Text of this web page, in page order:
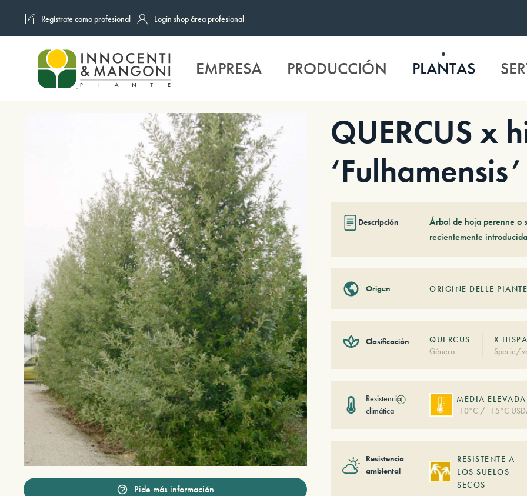
Skip to main content
Regístrate como profesional Login shop área profesional
EMPRESA PRODUCCIÓN PLANTAS
Pide más información
QUERCUS x
‘Fulhamensis’
Descripción
Árbol de hoja perenne o
recientemente
Origen ORIGINE DELLE
Clasificación
QUERCUS
Género
X
Specie/
Resistencia
climática
ⓘ
MEDIA ELEVADA
-10°C / -15°C
Resistencia
ambiental
RESISTENTE A
LOS SUELOS
SECOS